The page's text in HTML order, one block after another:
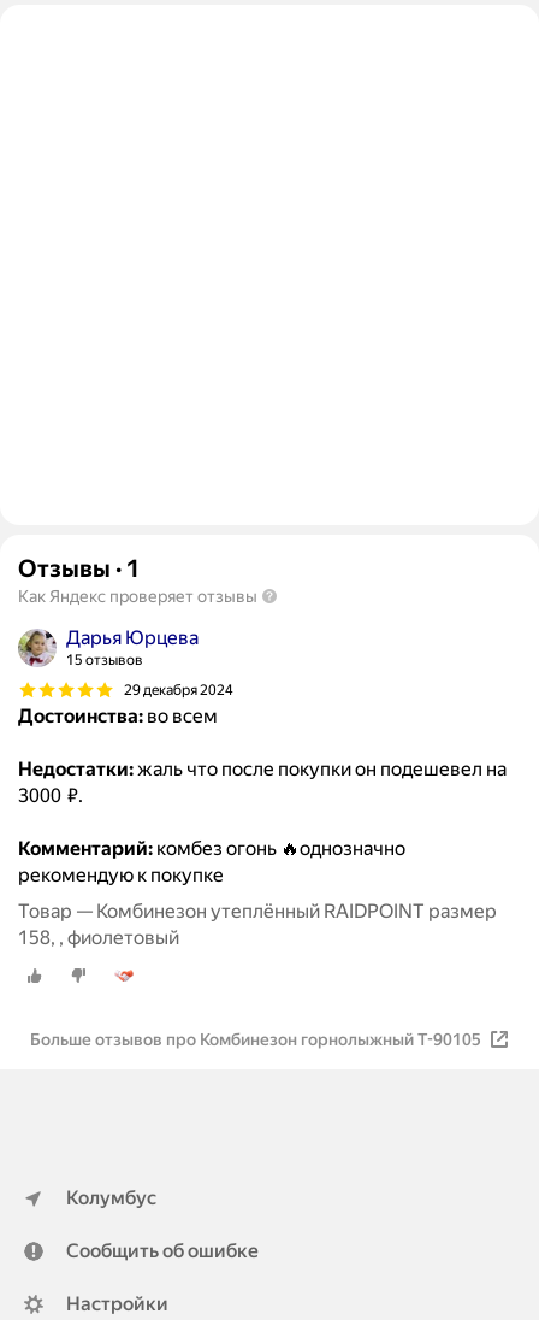
Отзывы · 1
Как Яндекс проверяет отзывы
Дарья Юрцева
15 отзывов
29 декабря 2024
Достоинства: во всем
Недостатки:жаль что после покупки он подешевел на
3000 ₽.
Комментарий: комбез огонь 🔥однозначно
рекомендую к покупке
Товар — Комбинезон утеплённый RAIDPOINT размер
158, , фиолетовый
Больше отзывов про Комбинезон горнолыжный T-90105
Колумбус
Сообщить об ошибке
Настройки